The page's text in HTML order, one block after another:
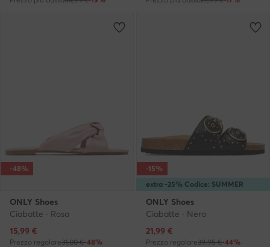
-48%
ONLY Shoes
Ciabatte · Rosa
Prezzo attuale
15,99 €
Prezzo regolare31,00 €-48%
extra -25% Codice: SUMMER
-15%
ONLY Shoes
Ciabatte · Nero
Prezzo attuale
21,99 €
Prezzo regolare39,95 €-44%